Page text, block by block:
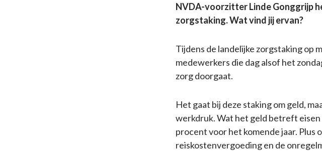
NVDA-voorzitter Linde Gonggrijp
zorgstaking. Wat vind jij ervan?
Tijdens de landelijke zorgstaking op
medewerkers die dag alsof het
zorg doorgaat.
Het gaat bij deze staking om geld,
werkdruk. Wat het geld betreft
procent voor het komende jaar. Plus
reiskostenvergoeding en de